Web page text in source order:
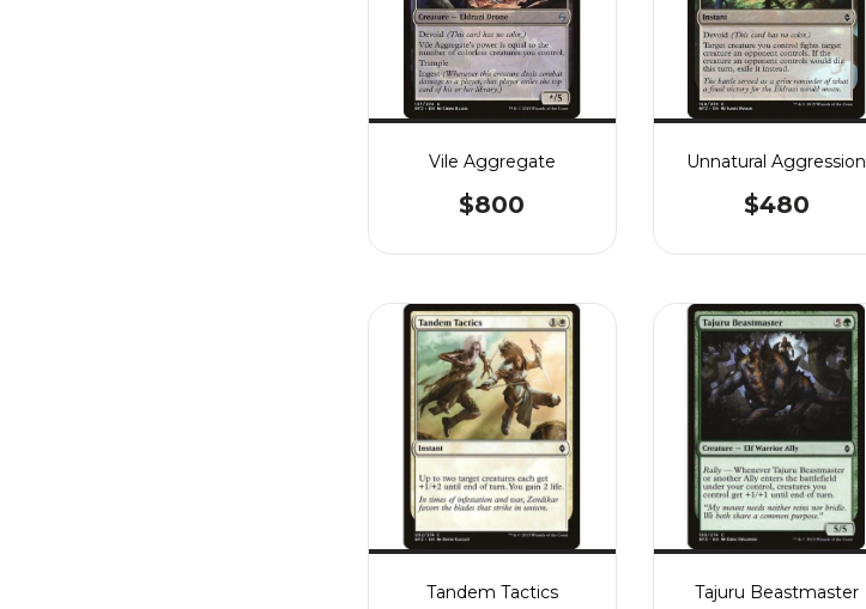
Vile Aggregate
$800
Unnatural Aggression
$480
Tandem Tactics Tajuru Beastmaster